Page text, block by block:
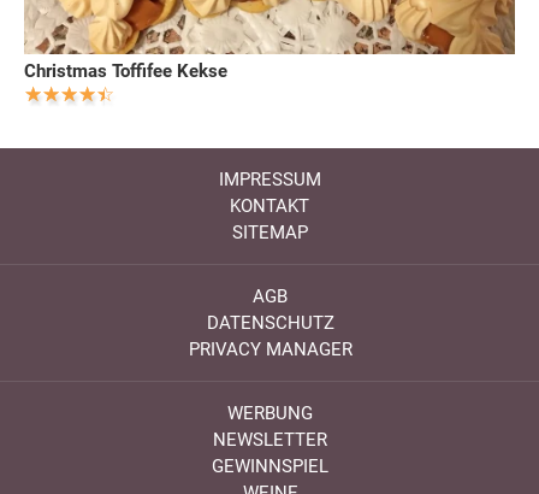
Christmas Toffifee Kekse
IMPRESSUM
KONTAKT
SITEMAP
AGB
DATENSCHUTZ
PRIVACY MANAGER
WERBUNG
NEWSLETTER
GEWINNSPIEL